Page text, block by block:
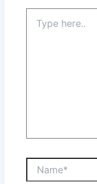
here..